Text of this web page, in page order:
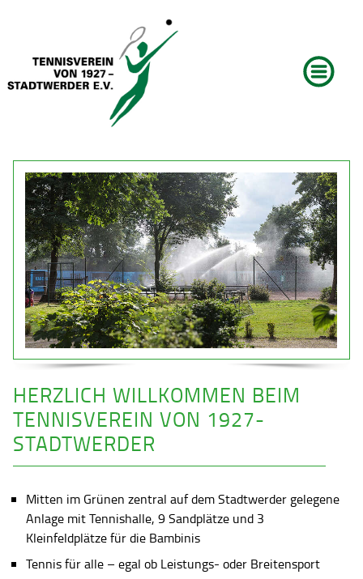
HERZLICH WILLKOMMEN BEIM
TENNISVEREIN VON 1927-
STADTWERDER
Mitten im Grünen zentral auf dem Stadtwerder gelegene
Anlage mit Tennishalle, 9 Sandplätze und 3
Kleinfeldplätze für die Bambinis
Tennis für alle – egal ob Leistungs- oder Breitensport